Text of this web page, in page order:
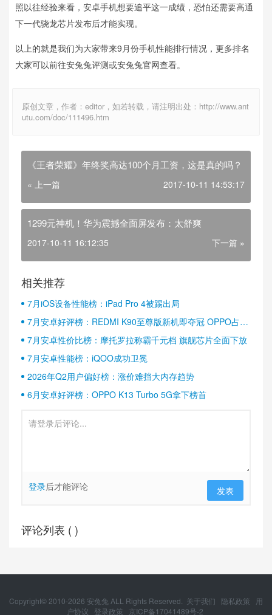
照以往经验来看，安卓手机想要追平这一成绩，恐怕还需要高通
下一代骁龙芯片发布后才能实现。
以上的就是我们为大家带来9月份手机性能排行情况，更多排名
大家可以前往安兔兔评测或安兔兔官网查看。
原创文章，作者：editor，如若转载，请注明出处：http://www.ant
utu.com/doc/111496.htm
《王者荣耀》年终奖高达100个月工资，这是真的吗？
« 上一篇 2017-10-11 14:53:17
1299元神机！华为震撼全面屏发布：太舒爽
2017-10-11 16:12:35 下一篇 »
相关推荐
7月iOS设备性能榜：iPad Pro 4被踢出局
7月安卓好评榜：REDMI K90至尊版新机即夺冠 OPPO占据
半壁江山
7月安卓性价比榜：摩托罗拉称霸千元档 旗舰芯片全面下放
7月安卓性能榜：iQOO成功卫冕
2026年Q2用户偏好榜：涨价难挡大内存趋势
6月安卓好评榜：OPPO K13 Turbo 5G拿下榜首
登录后才能评论 发表
评论列表 ( )
Copyright© 2010-2026 安兔兔 ALL Rights Reserved. 关于我们 隐私政策
用
户协议
登录政策 京ICP备17041489号-2